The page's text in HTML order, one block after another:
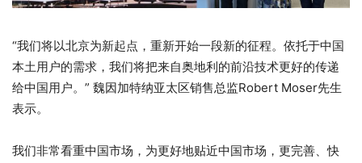
“我们将以北京为新起点，重新开始一段新的征程。依托于中国
本土用户的需求，我们将把来自奥地利的前沿技术更好的传递
给中国用户。” 魏因加特纳亚太区销售总监Robert Moser先生
表示。
我们非常看重中国市场，为更好地贴近中国市场，更完善、快